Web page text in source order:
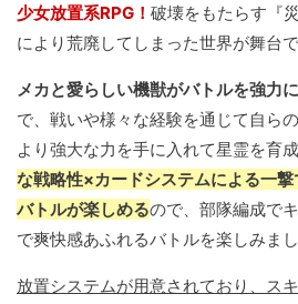
少女放置系RPG！ 破壊をもたらす『
により荒廃してしまった世界が舞台で
メカと愛らしい機獣がバトルを強力
で、戦いや様々な経験を通じて自ら
より強大な力を手に入れて星霊を育
な戦略性×カードシステムによる一
バトルが楽しめるので、部隊編成で
で爽快感あふれるバトルを楽しみまし
放置システムが用意されており、ス